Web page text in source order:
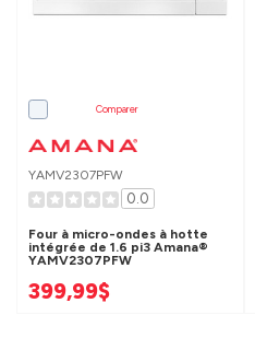
Comparer
YAMV2307PFW
0.0
Four à micro-ondes à hotte
intégrée de 1.6 pi3 Amana®
YAMV2307PFW
399,99$